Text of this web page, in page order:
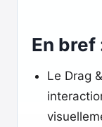
En bref
Le Drag